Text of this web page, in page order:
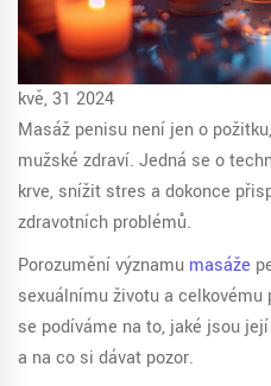
kvě, 31 2024
Masáž penisu není jen o
mužské zdraví. Jedná se o
krve, snížit stres a dokonce
zdravotních problémů.
Porozumění významu masáže
sexuálnímu životu a
se podíváme na to, jaké jsou
a na co si dávat pozor.